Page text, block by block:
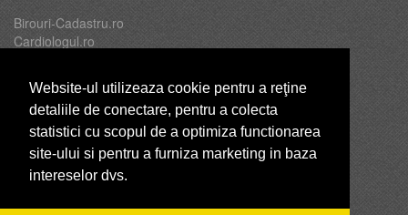
Website-ul utilizeaza cookie pentru a reţine
detaliile de conectare, pentru a colecta
statistici cu scopul de a optimiza functionarea
site-ului si pentru a furniza marketing in baza
intereselor dvs.
Birouri-Cadastru.ro
Cardiologul.ro
Brutari
Club de Sport